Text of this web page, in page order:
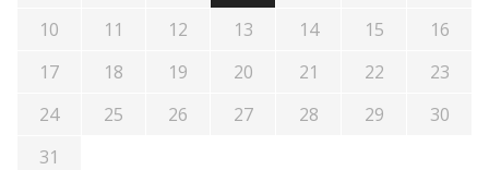
10
11 12 13 14 15
16
17
18 19 20 21 22
23
24
25 26 27 28 29
30
31